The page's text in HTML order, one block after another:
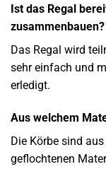
Ist das Regal
zusammenbauen?
Das Regal wird
sehr einfach und
erledigt.
Aus welchem
Die Körbe sind
geflochtenen